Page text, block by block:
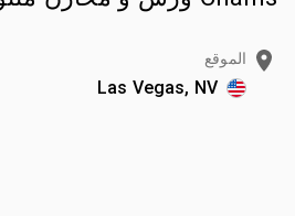
الموقع
Las Vegas, NV